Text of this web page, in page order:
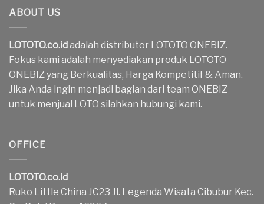
ABOUT US
LOTOTO.co.idadalah distributor LOTOTO ONEBIZ.
Fokus kami adalah menyediakan produk LOTOTO
ONEBIZ yang Berkualitas, Harga Kompetitif & Aman.
Jika Anda ingin menjadi bagian dari team ONEBIZ
untuk menjual LOTO silahkan hubungi kami.
OFFICE
LOTOTO.co.id
Ruko Little China JC23 Jl. Legenda Wisata Cibubur Kec.